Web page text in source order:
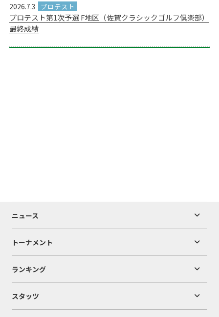
2026.7.3
プロテスト第1次予選 F地区（佐賀クラシックゴルフ倶楽部）
最終成績
ニュース
トーナメント
ランキング
スタッツ